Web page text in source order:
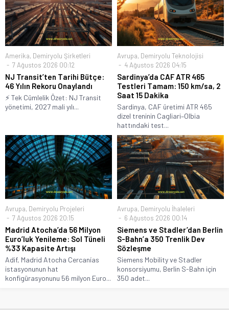
Amerika, Demiryolu Şirketleri
7 Ağustos 2026 00:12
NJ Transit’ten Tarihi Bütçe:
46 Yılın Rekoru Onaylandı
⚡ Tek Cümlelik Özet: NJ Transit
yönetimi, 2027 mali yılı...
Avrupa, Demiryolu Teknolojisi
4 Ağustos 2026 04:15
Sardinya’da CAF ATR 465
Testleri Tamam: 150 km/sa, 2
Saat 15 Dakika
Sardinya, CAF üretimi ATR 465
dizel treninin Cagliari–Olbia
hattındaki test...
Avrupa, Demiryolu Projeleri
7 Ağustos 2026 20:15
Madrid Atocha’da 56 Milyon
Euro’luk Yenileme: Sol Tüneli
%33 Kapasite Artışı
Adif, Madrid Atocha Cercanías
istasyonunun hat
konfigürasyonunu 56 milyon Euro...
Avrupa, Demiryolu İhaleleri
6 Ağustos 2026 00:14
Siemens ve Stadler’dan Berlin
S-Bahn’a 350 Trenlik Dev
Sözleşme
Siemens Mobility ve Stadler
konsorsiyumu, Berlin S-Bahn için
350 adet...